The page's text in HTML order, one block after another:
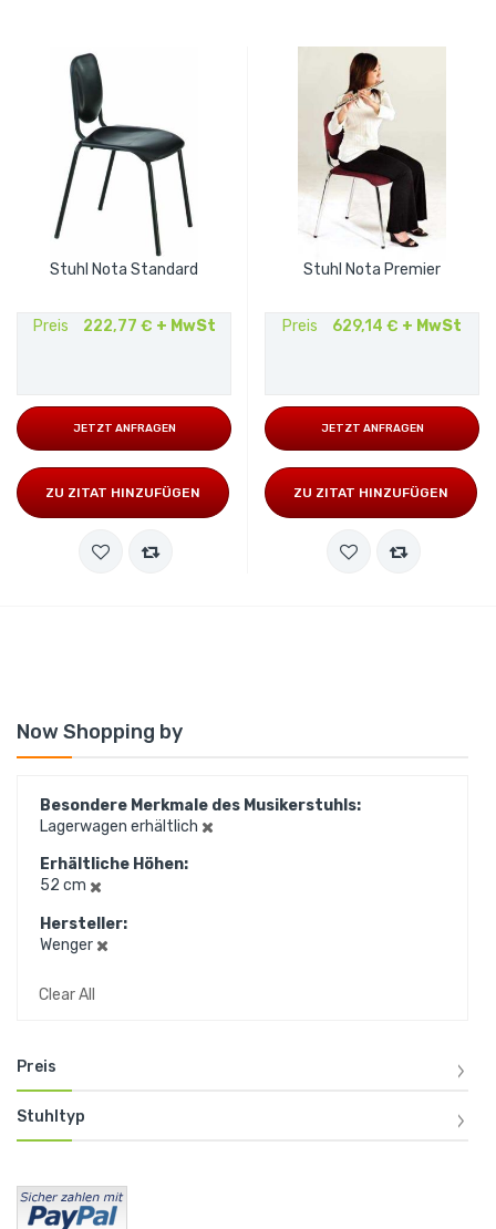
Now Shopping by
Besondere Merkmale des Musikerstuhls
Lagerwagen erhältlich
Erhältliche Höhen
52 cm
Hersteller
Wenger
Clear All
Preis
Stuhltyp
Stuhl Nota Standard
Preis 222,77 € + MwSt
JETZT ANFRAGEN
ZU ZITAT HINZUFÜGEN
Stuhl Nota Premier
Preis 629,14 € + MwSt
JETZT ANFRAGEN
ZU ZITAT HINZUFÜGEN